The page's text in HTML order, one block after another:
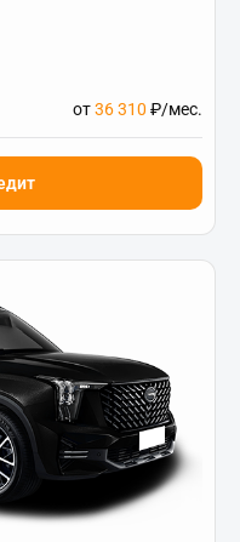
от36 310 ₽/мес.